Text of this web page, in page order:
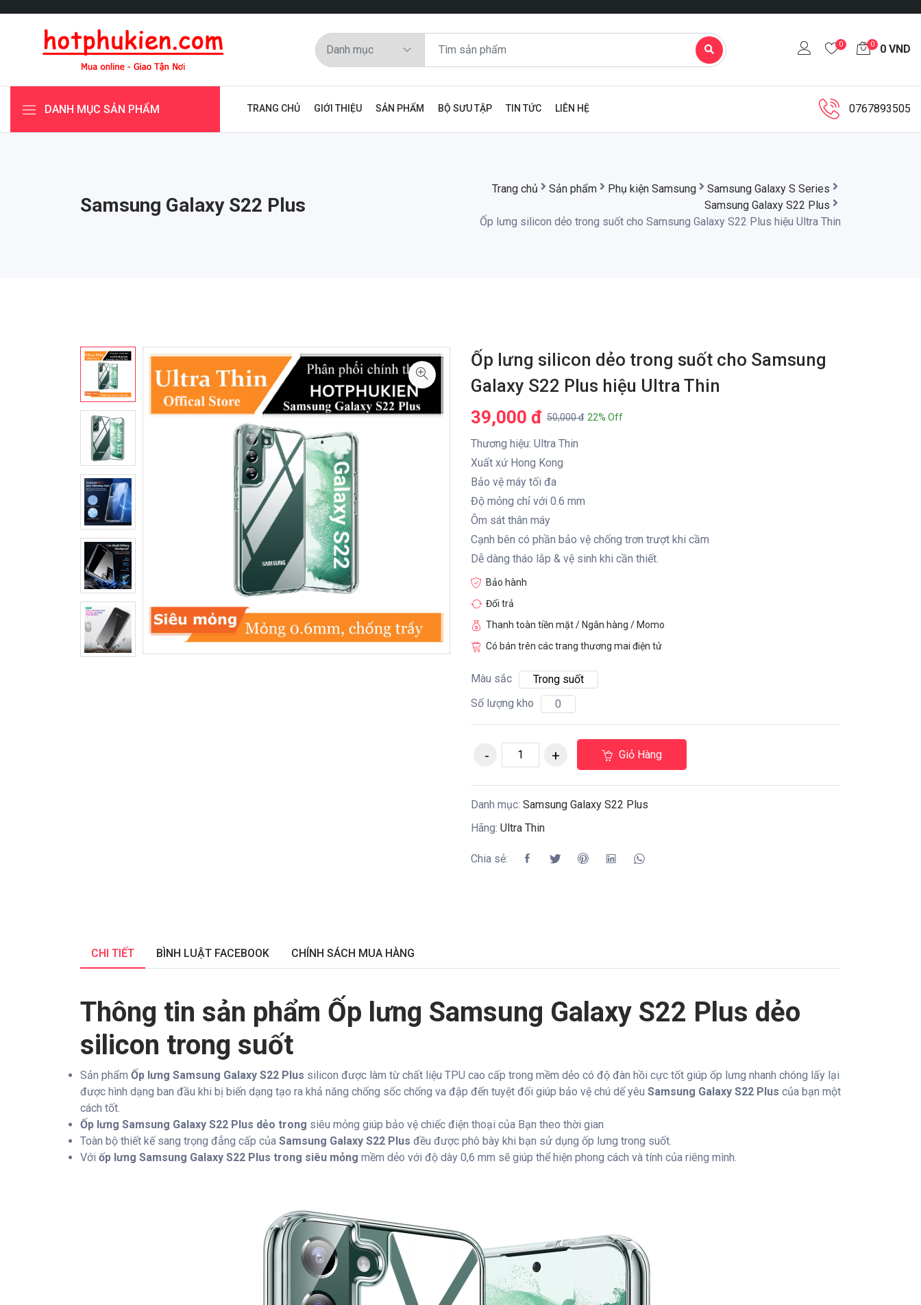
0 0 0 VND
DANH MỤC SẢN PHẨM TRANG CHỦ GIỚI THIỆU SẢN PHẨM BỘ SƯU TẬP TIN TỨC LIÊN HỆ 0767893505
Samsung Galaxy S22 Plus
Trang chủ Sản phẩm Phụ kiện Samsung
Samsung Galaxy S Series
Samsung Galaxy S22 Plus
Ốp lưng silicon dẻo trong suốt cho Samsung Galaxy S22 Plus hiệu Ultra Thin
Ốp lưng silicon dẻo trong suốt cho Samsung
Galaxy S22 Plus hiệu Ultra Thin
39,000 đ 50,000 đ 22% Off
Thương hiệu: Ultra Thin
Xuất xứ Hong Kong
Bảo vệ máy tối đa
Độ mỏng chỉ với 0.6 mm
Ôm sát thân máy
Cạnh bên có phần bảo vệ chống trơn trượt khi cầm
Dễ dàng tháo lắp & vệ sinh khi cần thiết.
Bảo hành
Đổi trả
Thanh toàn tiền mặt / Ngân hàng / Momo
Có bán trên các trang thương mai điện tử
Màu sắc
Trong suốt
Số lượng kho
0
Giỏ Hàng
Danh mục: Samsung Galaxy S22 Plus
Hãng: Ultra Thin
Chia sẻ:
CHI TIẾT BÌNH LUẬT FACEBOOK CHÍNH SÁCH MUA HÀNG
Thông tin sản phẩm Ốp lưng Samsung Galaxy S22 Plus dẻo
silicon trong suốt
Sản phẩm Ốp lưng Samsung Galaxy S22 Plus silicon được làm từ chất liệu TPU cao cấp trong mềm dẻo có độ đàn hồi cực tốt giúp ốp lưng nhanh chóng lấy lại
được hình dạng ban đầu khi bị biến dạng tạo ra khả năng chống sốc chống va đập đến tuyệt đối giúp bảo vệ chú dế yêu Samsung Galaxy S22 Plus của bạn một
cách tốt.
Ốp lưng Samsung Galaxy S22 Plus dẻo trong siêu mỏng giúp bảo vệ chiếc điện thoại của Bạn theo thời gian
Toàn bộ thiết kế sang trọng đẳng cấp của Samsung Galaxy S22 Plus đều được phô bày khi bạn sử dụng ốp lưng trong suốt.
Với ốp lưng Samsung Galaxy S22 Plus trong siêu mỏng mềm dẻo với độ dày 0,6 mm sẽ giúp thể hiện phong cách và tính của riêng mình.